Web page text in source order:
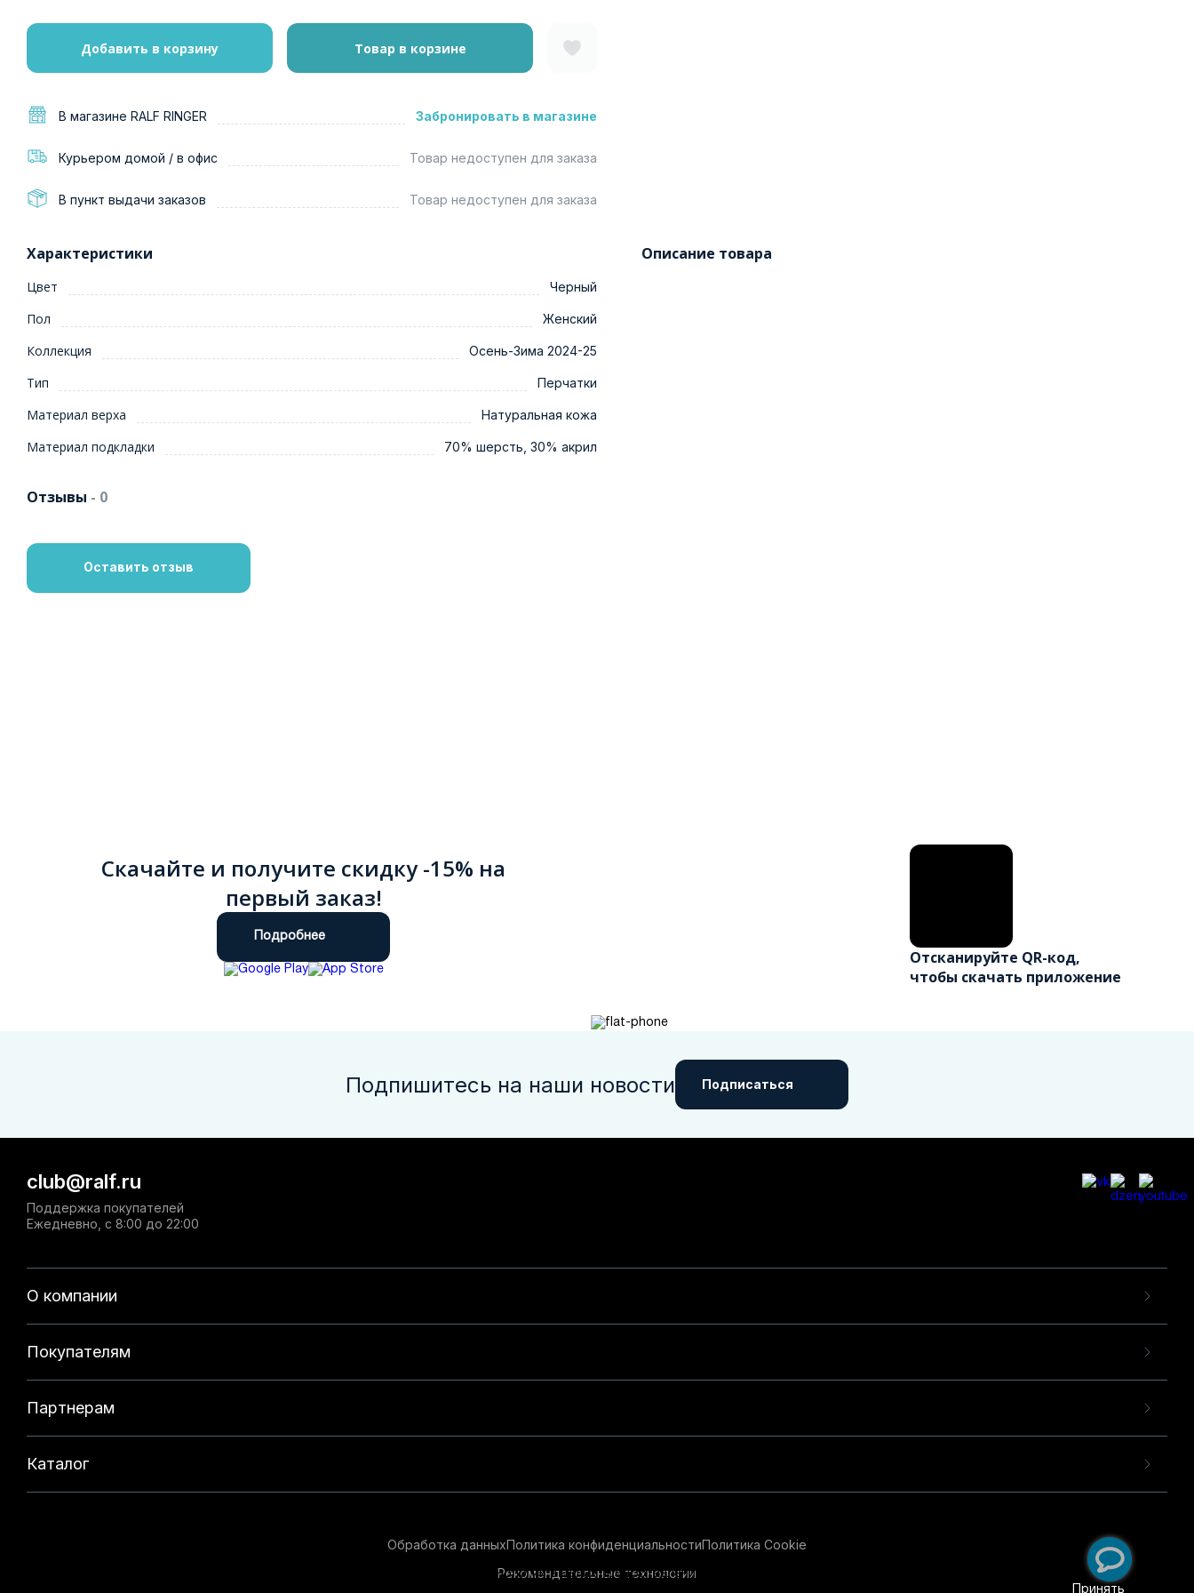
Добавить в корзину Товар в корзине
В магазине RALF RINGER Забронировать в магазине
Курьером домой / в офис Товар недоступен для заказа
В пункт выдачи заказов Товар недоступен для заказа
Характеристики
Цвет Черный
Пол Женский
Коллекция Осень-Зима 2024-25
Тип Перчатки
Материал верха Натуральная кожа
Материал подкладки 70% шерсть, 30% акрил
Описание товара
Отзывы - 0
Оставить отзыв
Скачайте и получите скидку -15% на
первый заказ!
Подробнее
Отсканируйте QR-код,
чтобы скачать приложение
Подпишитесь на наши новости Подписаться
О компании
Покупателям
Партнерам
Каталог
club@ralf.ru
Поддержка покупателей
Ежедневно, с 8:00 до 22:00
Обработка данныхПолитика конфиденциальностиПолитика Cookie
Рекомендательные технологии
Данный веб-сайт использует cookie-файлы и рекомендательные технологии в целях предоставления вам лучшего пользовательского опыта
Принять